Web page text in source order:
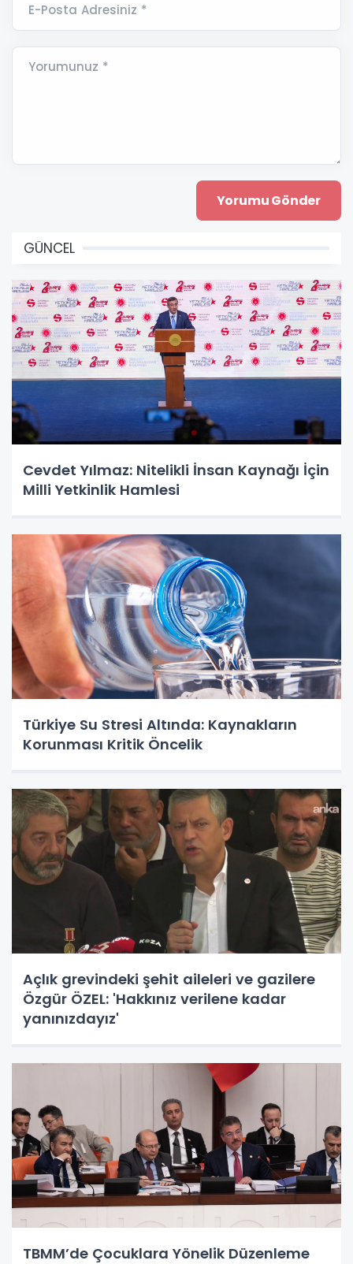
E-Posta Adresiniz *
Yorumunuz *
GÜNCEL
Cevdet Yılmaz: Nitelikli İnsan Kaynağı İçin
Milli Yetkinlik Hamlesi
Türkiye Su Stresi Altında: Kaynakların
Korunması Kritik Öncelik
Açlık grevindeki şehit aileleri ve gazilere
Özgür ÖZEL: 'Hakkınız verilene kadar
yanınızdayız'
TBMM’de Çocuklara Yönelik Düzenleme